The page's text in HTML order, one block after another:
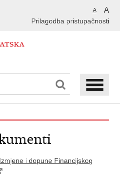
A A
Prilagodba pristupačnosti
i dopune Financijskog